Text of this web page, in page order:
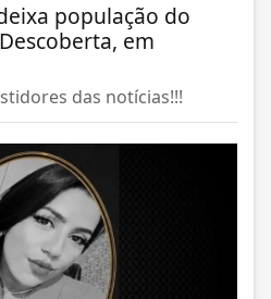
população do
em
das notícias!!!